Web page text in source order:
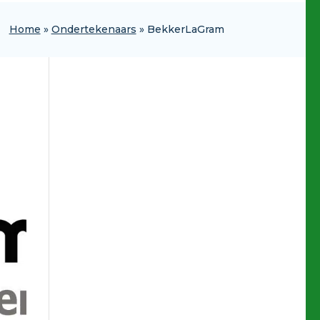
Home » Ondertekenaars » BekkerLaGram